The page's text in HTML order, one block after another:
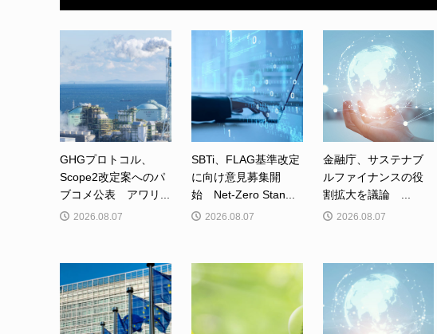
GHGプロトコル、
Scope2改定案へのパ
ブコメ公表 アワリ...
2026.08.07
SBTi、FLAG基準改定
に向け意見募集開
始 Net-Zero Stan...
2026.08.07
金融庁、サステナブ
ルファイナンスの役
割拡大を議論 ...
2026.08.07